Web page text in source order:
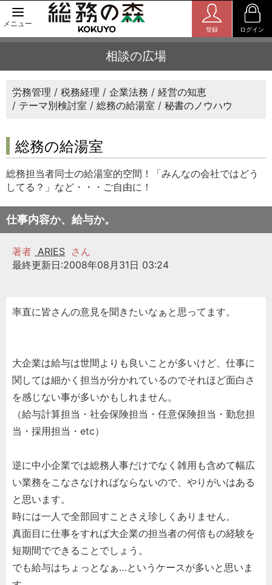
メニュー
登録 ログイン
相談の広場
労務管理 税務経理 企業法務
経営の知恵
テーマ別検討室
総務の給湯室 秘書のノウハウ
総務の給湯室
総務担当者同士の給湯室的空間！「みんなの会社ではどう
してる？」など・・・ご自由に！
仕事内容か、給与か。
著者 ARIES さん
最終更新日:2008年08月31日 03:24
率直に皆さんの意見を聞きたいなぁと思ってます。
大企業は給与は世間よりも良いことが多いけど、仕事に
関しては細かく担当が分かれているのでそれほど面白さ
を感じない事が多いかもしれません。
（給与計算担当・社会保険担当・任意保険担当・勤怠担
当・採用担当・etc）
逆に中小企業では総務人事だけでなく雑用も含めて幅広
い業務をこなさなければならないので、やりがいはある
と思います。
時には一人で全部回すことさえ珍しくありません。
真面目に仕事をすれば大企業の担当者の何倍もの経験を
短期間でできることでしょう。
でも給与はちょっとなぁ…というケースが多いと思いま